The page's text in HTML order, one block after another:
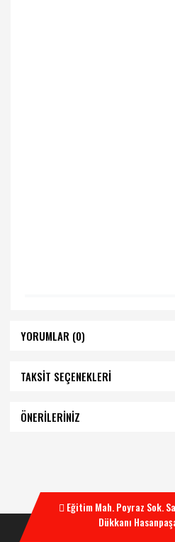
YORUMLAR (0)
TAKSİT SEÇENEKLERİ
ÖNERİLERİNİZ
Eğitim Mah. Poyraz Sok.
Dükkanı